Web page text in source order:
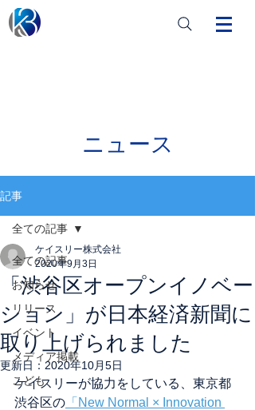
ニュース
記事
全ての記事
お知らせ
リリース
イベント
メディア掲載
こども
全ての記事
「渋谷区オープンイノベー
ション」が日本経済新聞に
取り上げられました
ケイスリー株式会社
2020年9月3日
更新日： 2020年10月5日
ケイスリーが協力をしている、東京都
渋谷区の 「New Normal × Innovation